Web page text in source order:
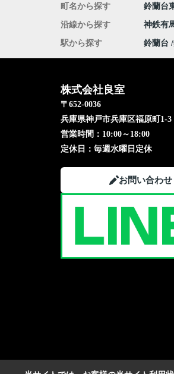
町名から探す 鈴蘭台
沿線から探す 神鉄有
駅から探す 鈴蘭台
株式会社良室
〒652-0036
兵庫県神戸市兵庫区福原町1-3
営業時間： 10:00～18:00
定休日： 毎週水曜日定休
お問い合わせ